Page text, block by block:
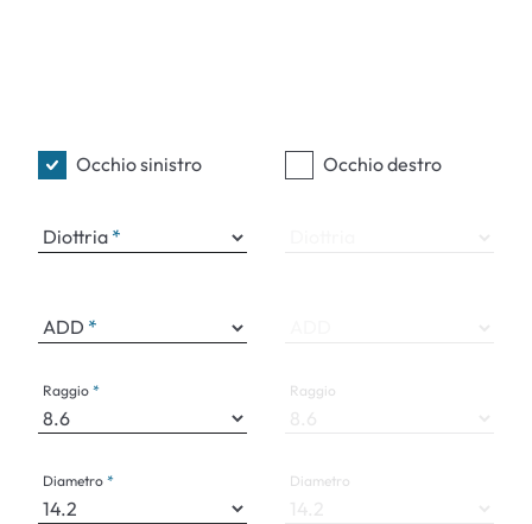
Occhio sinistro
Diottria
ADD
Raggio
Diametro
Occhio destro
Raggio
Diametro